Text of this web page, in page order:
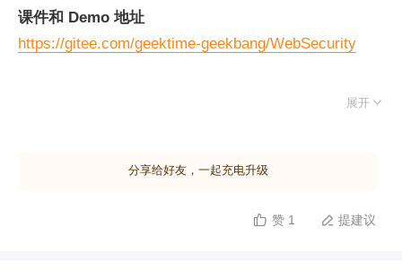
课件和 Demo 地址
https://gitee.com/geektime-geekbang/WebSecurity
展开 
分享给好友，一起充电升级
 赞 1  提建议